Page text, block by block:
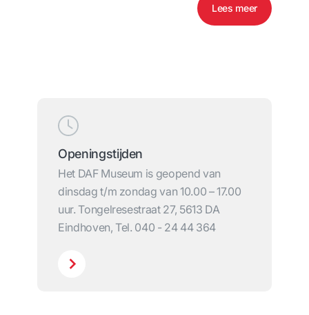
Lees meer
Openingstijden
Het DAF Museum is geopend van
dinsdag t/m zondag van 10.00 – 17.00
uur. Tongelresestraat 27, 5613 DA
Eindhoven, Tel. 040 - 24 44 364